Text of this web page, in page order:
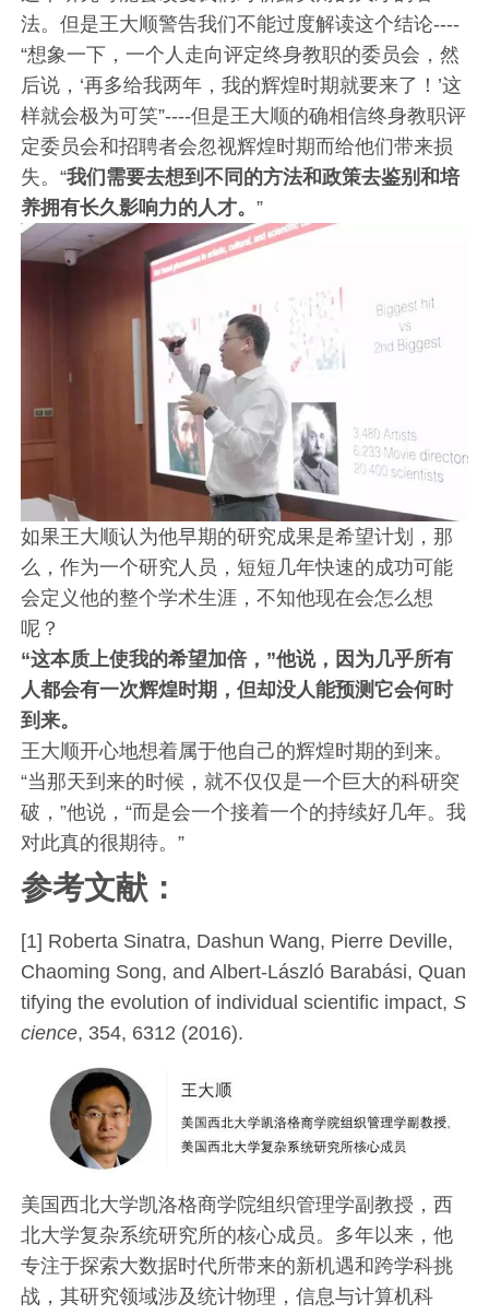
法。但是王大顺警告我们不能过度解读这个结论----
“想象一下，一个人走向评定终身教职的委员会，然
后说，‘再多给我两年，我的辉煌时期就要来了！’这
样就会极为可笑”----但是王大顺的确相信终身教职评
定委员会和招聘者会忽视辉煌时期而给他们带来损
失。“我们需要去想到不同的方法和政策去鉴别和培
养拥有长久影响力的人才。”
如果王大顺认为他早期的研究成果是希望计划，那
么，作为一个研究人员，短短几年快速的成功可能
会定义他的整个学术生涯，不知他现在会怎么想
呢？
“这本质上使我的希望加倍，”他说，因为几乎所有
人都会有一次辉煌时期，但却没人能预测它会何时
到来。
王大顺开心地想着属于他自己的辉煌时期的到来。
“当那天到来的时候，就不仅仅是一个巨大的科研突
破，”他说，“而是会一个接着一个的持续好几年。我
对此真的很期待。”
参考文献：
[1] Roberta Sinatra, Dashun Wang, Pierre Deville,
Chaoming Song, and Albert-László Barabási, Quan
tifying the evolution of individual scientific impact,S
cience, 354, 6312 (2016).
美国西北大学凯洛格商学院组织管理学副教授，西
北大学复杂系统研究所的核心成员。多年以来，他
专注于探索大数据时代所带来的新机遇和跨学科挑
战，其研究领域涉及统计物理，信息与计算机科